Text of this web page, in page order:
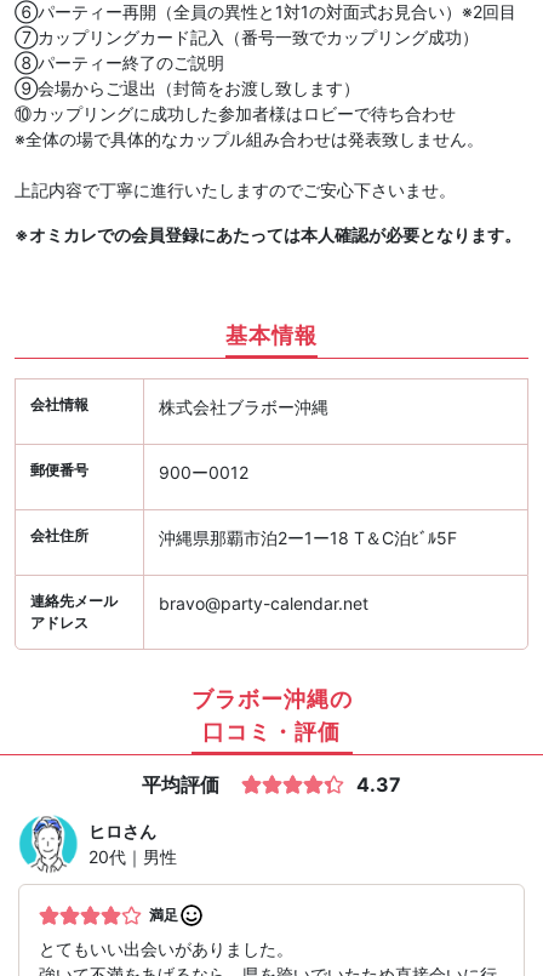
⑥パーティー再開（全員の異性と1対1の対面式お見合い）※2回目
⑦カップリングカード記入（番号一致でカップリング成功）
⑧パーティー終了のご説明
⑨会場からご退出（封筒をお渡し致します）
⑩カップリングに成功した参加者様はロビーで待ち合わせ
※全体の場で具体的なカップル組み合わせは発表致しません。
上記内容で丁寧に進行いたしますのでご安心下さいませ。
※オミカレでの会員登録にあたっては本人確認が必要となります。
基本情報
会社情報 株式会社ブラボー沖縄
郵便番号 900ー0012
会社住所 沖縄県那覇市泊2ー1ー18 T＆C泊ﾋﾞﾙ5F
連絡先メール
アドレス
bravo@party-calendar.net
ブラボー沖縄の
口コミ・評価
平均評価 4.37
ヒロさん
20代｜男性
満足
とてもいい出会いがありました。